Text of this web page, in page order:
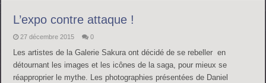
L’expo contre attaque !
27 décembre 2015 0
Les artistes de la Galerie Sakura ont décidé de se rebeller en
détournant les images et les icônes de la saga, pour mieux se
réapproprier le mythe. Les photographies présentées de Daniel